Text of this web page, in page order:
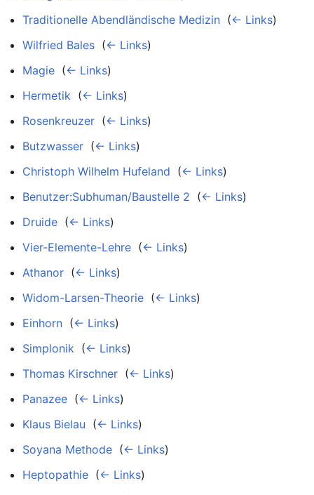
Traditionelle Abendländische Medizin (← Links)
Wilfried Bales (← Links)
Magie (← Links)
Hermetik (← Links)
Rosenkreuzer (← Links)
Butzwasser (← Links)
Christoph Wilhelm Hufeland (← Links)
Benutzer:Subhuman/Baustelle 2 (← Links)
Druide (← Links)
Vier-Elemente-Lehre (← Links)
Athanor (← Links)
Widom-Larsen-Theorie (← Links)
Einhorn (← Links)
Simplonik (← Links)
Thomas Kirschner (← Links)
Panazee (← Links)
Klaus Bielau (← Links)
Soyana Methode (← Links)
Heptopathie (← Links)